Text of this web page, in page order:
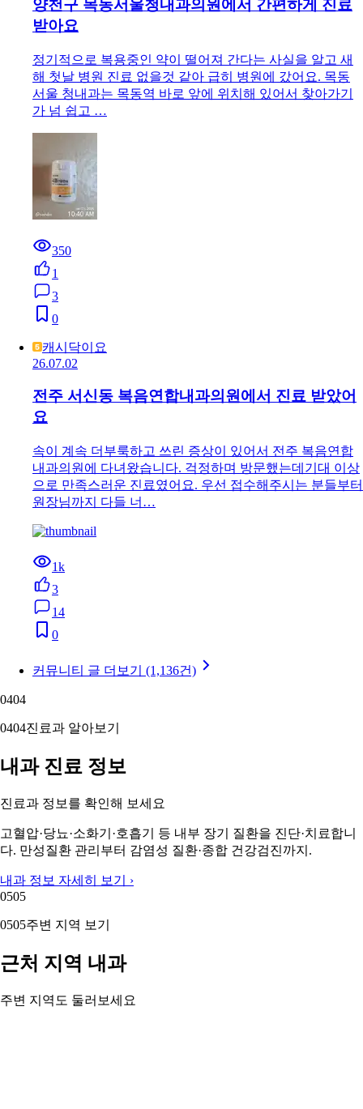
양천구 목동서울청내과의원에서 간편하게 진료
받아요
정기적으로 복용중인 약이 떨어져 간다는 사실을 알고 새
해 첫날 병원 진료 없을것 같아 급히 병원에 갔어요. 목동
서울 청내과는 목동역 바로 앞에 위치해 있어서 찾아가기
가 넘 쉽고 …
350
1
3
0
캐시닥이요
26.07.02
전주 서신동 복음연합내과의원에서 진료 받았어
요
속이 계속 더부룩하고 쓰린 증상이 있어서 전주 복음연합
내과의원에 다녀왔습니다. 걱정하며 방문했는데기대 이상
으로 만족스러운 진료였어요. 우선 접수해주시는 분들부터
원장님까지 다들 너…
1k
3
14
0
커뮤니티 글 더보기 (1,136건)
0404
0404진료과 알아보기
내과 진료 정보
진료과 정보를 확인해 보세요
고혈압·당뇨·소화기·호흡기 등 내부 장기 질환을 진단·치료합니
다. 만성질환 관리부터 감염성 질환·종합 건강검진까지.
내과 정보 자세히 보기 ›
0505
0505주변 지역 보기
근처 지역 내과
주변 지역도 둘러보세요